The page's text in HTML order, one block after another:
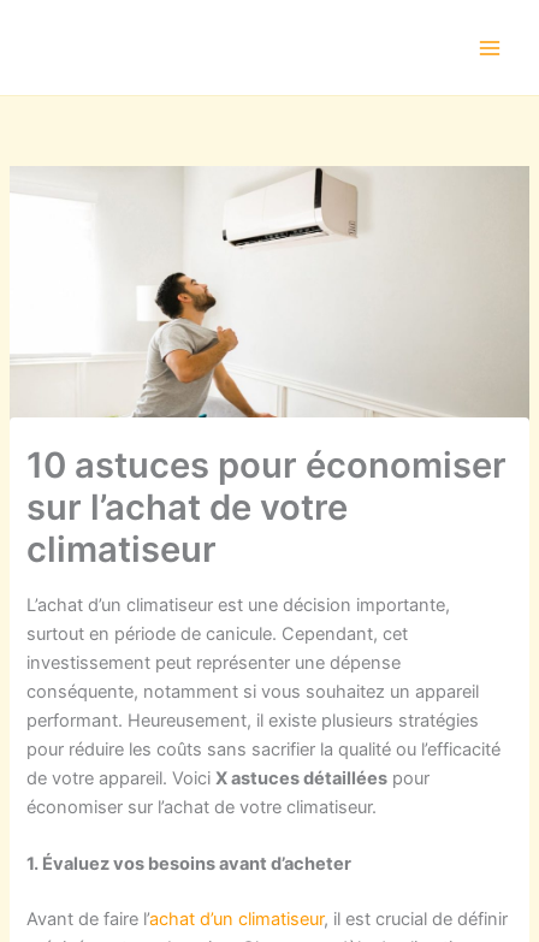
10 astuces pour économiser
sur l’achat de votre
climatiseur
L’achat d’un climatiseur est une décision importante,
surtout en période de canicule. Cependant, cet
investissement peut représenter une dépense
conséquente, notamment si vous souhaitez un appareil
performant. Heureusement, il existe plusieurs stratégies
pour réduire les coûts sans sacrifier la qualité ou l’efficacité
de votre appareil. VoiciX astuces détaillées pour
économiser sur l’achat de votre climatiseur.
1. Évaluez vos besoins avant d’acheter
Avant de faire l’achat d’un climatiseur, il est crucial de définir